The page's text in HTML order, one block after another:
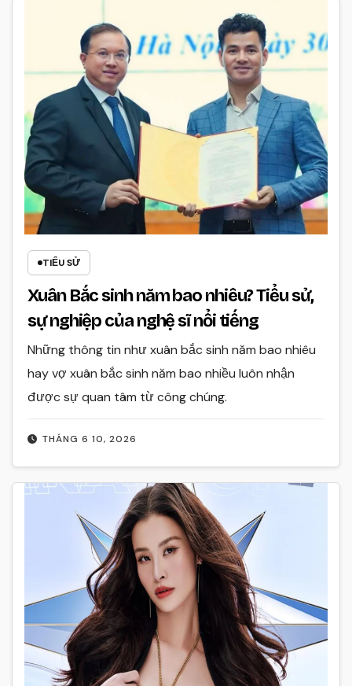
TIỂU SỬ
Xuân Bắc sinh năm bao nhiêu? Tiểu sử,
sự nghiệp của nghệ sĩ nổi tiếng
THÁNG 6 10, 2026
Những thông tin như xuân bắc sinh năm bao nhiêu
hay vợ xuân bắc sinh năm bao nhiều luôn nhận
được sự quan tâm từ công chúng.